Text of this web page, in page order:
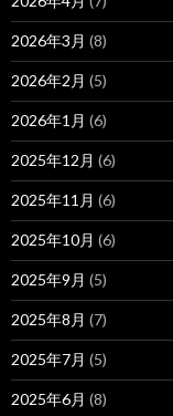
2026年3月 (8)
2026年2月 (5)
2026年1月 (6)
2025年12月 (6)
2025年11月 (6)
2025年10月 (6)
2025年9月 (5)
2025年8月 (7)
2025年7月 (5)
2025年6月 (8)